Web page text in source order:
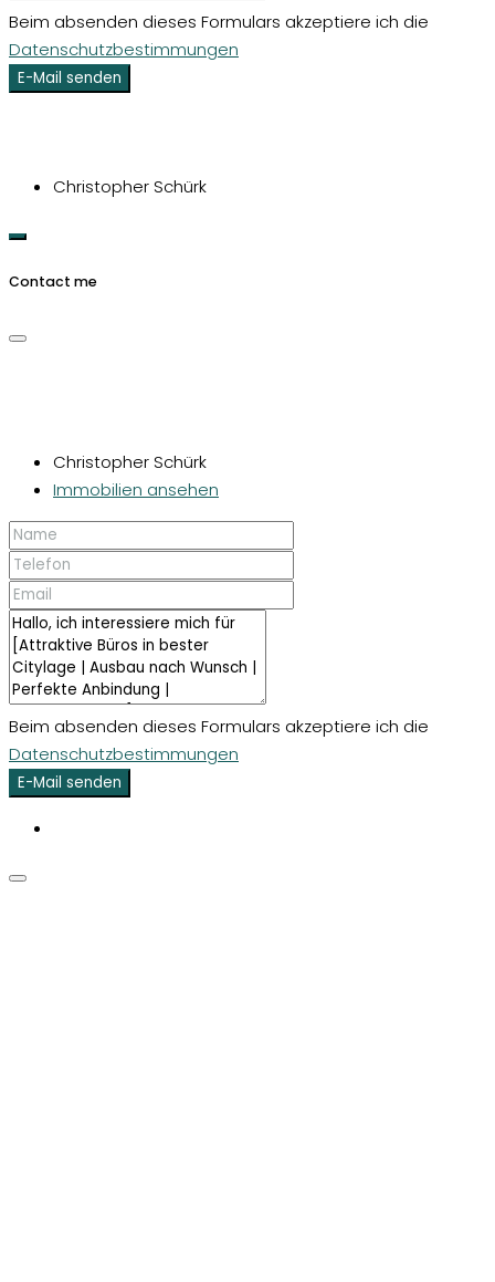
Beim absenden dieses Formulars akzeptiere ich die
Datenschutzbestimmungen
E-Mail senden
Christopher Schürk
Contact me
Christopher Schürk
Immobilien ansehen
Beim absenden dieses Formulars akzeptiere ich die
Datenschutzbestimmungen
E-Mail senden